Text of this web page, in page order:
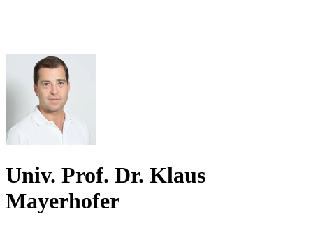
Univ. Prof. Dr. Klaus
Mayerhofer